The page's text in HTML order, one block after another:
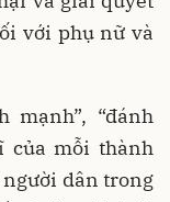
với phụ nữ và
“đánh
của mỗi thành
dân trong